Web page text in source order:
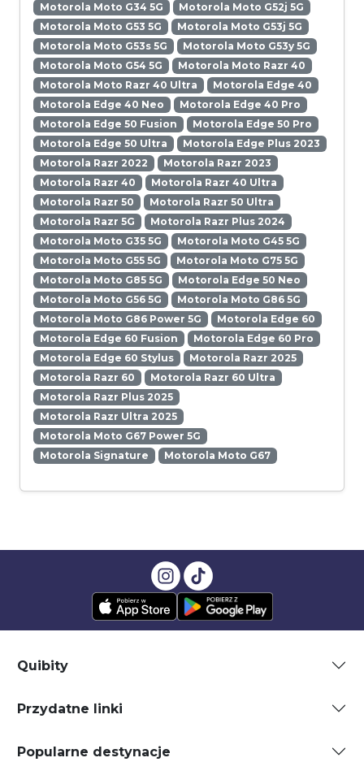
Motorola Moto G34 5G
Motorola Moto G52j 5G
Motorola Moto G53 5G
Motorola Moto G53j 5G
Motorola Moto G53s 5G
Motorola Moto G53y 5G
Motorola Moto G54 5G
Motorola Moto Razr 40
Motorola Moto Razr 40 Ultra
Motorola Edge 40
Motorola Edge 40 Neo
Motorola Edge 40 Pro
Motorola Edge 50 Fusion
Motorola Edge 50 Pro
Motorola Edge 50 Ultra
Motorola Edge Plus 2023
Motorola Razr 2022
Motorola Razr 2023
Motorola Razr 40
Motorola Razr 40 Ultra
Motorola Razr 50
Motorola Razr 50 Ultra
Motorola Razr 5G
Motorola Razr Plus 2024
Motorola Moto G35 5G
Motorola Moto G45 5G
Motorola Moto G55 5G
Motorola Moto G75 5G
Motorola Moto G85 5G
Motorola Edge 50 Neo
Motorola Moto G56 5G
Motorola Moto G86 5G
Motorola Moto G86 Power 5G
Motorola Edge 60
Motorola Edge 60 Fusion
Motorola Edge 60 Pro
Motorola Edge 60 Stylus
Motorola Razr 2025
Motorola Razr 60
Motorola Razr 60 Ultra
Motorola Razr Plus 2025
Motorola Razr Ultra 2025
Motorola Moto G67 Power 5G
Motorola Signature
Motorola Moto G67
Quibity
Przydatne linki
Popularne destynacje